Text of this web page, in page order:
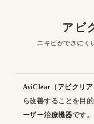
アビ
ニキビができにく
AviClear（アビクリア
ら改善することを目
ーザー治療機器です。